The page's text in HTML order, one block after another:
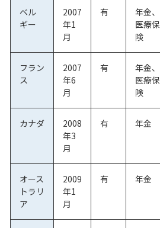
ベル
ギー
2007
年1
月
有
年金、
医療保
険
フラン
ス
2007
年6
月
有
年金、
医療保
険
カナダ
2008
年3
月
有 年金
オース
トラリ
ア
2009
年1
月
有 年金